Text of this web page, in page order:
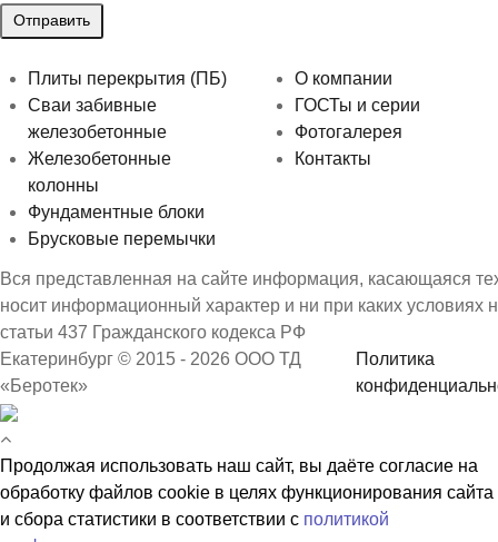
Плиты перекрытия (ПБ)
Сваи забивные
железобетонные
Железобетонные
колонны
Фундаментные блоки
Брусковые перемычки
О компании
ГОСТы и серии
Фотогалерея
Контакты
Вся представленная на сайте информация, касающаяся
носит информационный характер и ни при каких
статьи 437 Гражданского кодекса РФ
Екатеринбург © 2015 - 2026 ООО ТД
«Беротек»
Политика
Продолжая использовать наш сайт, вы даёте согласие на
обработку файлов cookie в целях функционирования сайта
и сбора статистики в соответствии с политикой